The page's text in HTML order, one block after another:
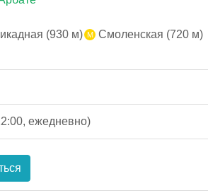
(930 м)
Смоленская (720 м)
ежедневно)